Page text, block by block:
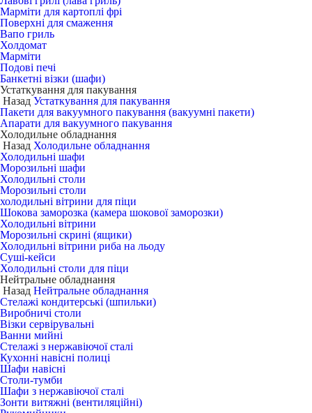
Марміти для картоплі фрі
Поверхні для смаження
Вапо гриль
Холдомат
Марміти
Подові печі
Банкетні візки (шафи)
Устаткування для пакування
Назад Устаткування для пакування
Пакети для вакуумного пакування (вакуумні пакети)
Апарати для вакуумного пакування
Холодильне обладнання
Назад Холодильне обладнання
Холодильні шафи
Морозильні шафи
Холодильні столи
Морозильні столи
холодильні вітрини для піци
Шокова заморозка (камера шокової заморозки)
Холодильні вітрини
Морозильні скрині (ящики)
Холодильні вітрини риба на льоду
Суші-кейси
Холодильні столи для піци
Нейтральне обладнання
Назад Нейтральне обладнання
Стелажі кондитерські (шпильки)
Виробничі столи
Візки сервірувальні
Ванни мийні
Стелажі з нержавіючої сталі
Кухонні навісні полиці
Шафи навісні
Столи-тумби
Шафи з нержавіючої сталі
Зонти витяжні (вентиляційні)